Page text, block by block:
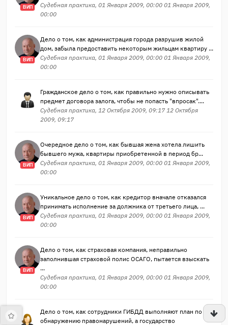
ВИП
Судебная практика, 01 Января 2009, 00:00 01 Января 2009,
00:00
ВИП
Дело о том, как администрация города разрушив жилой
дом, забыла предоставить некоторым жильцам квартиру ...
Судебная практика, 01 Января 2009, 00:00 01 Января 2009,
00:00
Гражданское дело о том, как правильно нужно описывать
предмет договора залога, чтобы не попасть "впросак"....
Судебная практика, 12 Октября 2009, 09:17 12 Октября
2009, 09:17
ВИП
Очередное дело о том, как бывшая жена хотела лишить
бывшего мужа, квартиры приобретенной в период бр...
Судебная практика, 01 Января 2009, 00:00 01 Января 2009,
00:00
ВИП
Уникальное дело о том, как кредитор вначале отказался
принимать исполнение за должника от третьего лица, ...
Судебная практика, 01 Января 2009, 00:00 01 Января 2009,
00:00
ВИП
Дело о том, как страховая компания, неправильно
заполнившая страховой полис ОСАГО, пытается взыскать
...
Судебная практика, 01 Января 2009, 00:00 01 Января 2009,
00:00
Дело о том, как сотрудники ГИБДД выполняют план по
обнаружению правонарушений, а государство